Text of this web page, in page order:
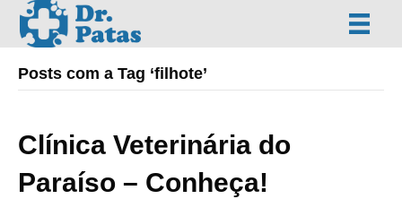
Posts com a Tag ‘filhote’
Clínica Veterinária do
Paraíso – Conheça!